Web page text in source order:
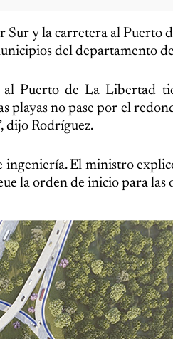
Sur y la carretera al Puerto
del departamento
Puerto de La Libertad
playas no pase por el
dijo Rodríguez.
ingeniería. El ministro
la orden de inicio para las